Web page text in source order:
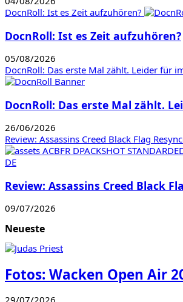
DocnRoll: Ist es Zeit aufzuhören?
DocnRoll: Ist es Zeit aufzuhören?
05/08/2026
DocnRoll: Das erste Mal zählt. Leider für
DocnRoll: Das erste Mal zählt.
26/06/2026
Review: Assassins Creed Black Flag
Review: Assassins Creed Black
09/07/2026
Neueste
Fotos: Wacken Open Air